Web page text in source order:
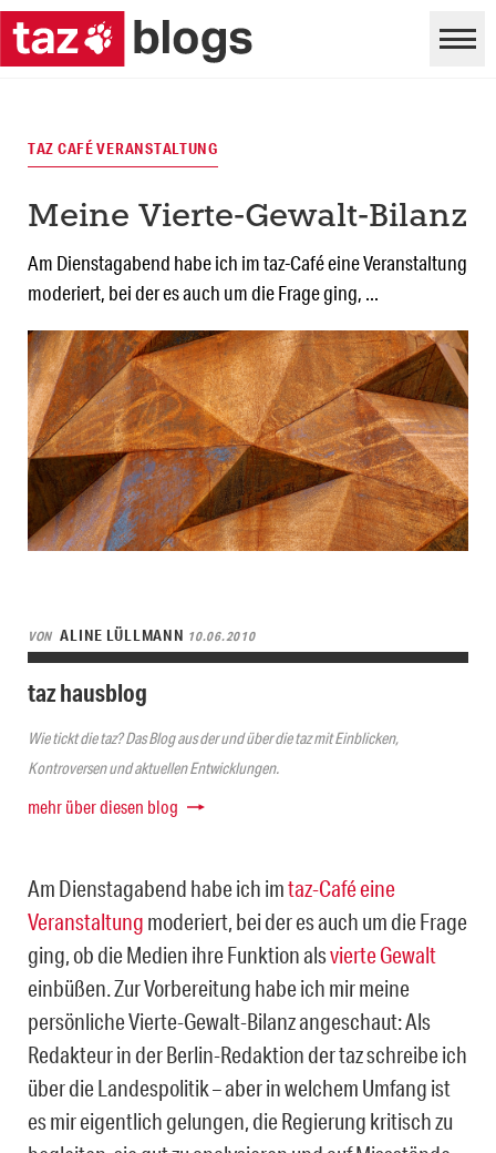
TAZ CAFÉ VERANSTALTUNG
Meine Vierte-Gewalt-Bilanz
Am Dienstagabend habe ich im taz-Café eine Veranstaltung
moderiert, bei der es auch um die Frage ging, ...
VON ALINE LÜLLMANN 10.06.2010
taz hausblog
Wie tickt die taz? Das Blog aus der und über die taz mit Einblicken,
Kontroversen und aktuellen Entwicklungen.
mehr über diesen blog
Am Dienstagabend habe ich imtaz-Café eine
Veranstaltung moderiert, bei der es auch um die Frage
ging, ob die Medien ihre Funktion alsvierte Gewalt
einbüßen. Zur Vorbereitung habe ich mir meine
persönliche Vierte-Gewalt-Bilanz angeschaut: Als
Redakteur in der Berlin-Redaktion der taz schreibe ich
über die Landespolitik – aber in welchem Umfang ist
es mir eigentlich gelungen, die Regierung kritisch zu